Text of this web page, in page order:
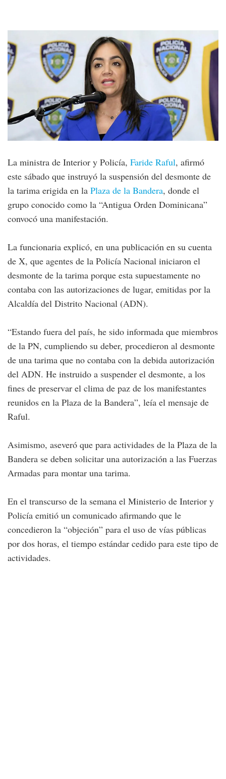
La ministra de Interior y Policía, Faride Raful, afirmó
este sábado que instruyó la suspensión del desmonte de
la tarima erigida en la Plaza de la Bandera, donde el
grupo conocido como la “Antigua Orden Dominicana”
convocó una manifestación.
La funcionaria explicó, en una publicación en su cuenta
de X, que agentes de la Policía Nacional iniciaron el
desmonte de la tarima porque esta supuestamente no
contaba con las autorizaciones de lugar, emitidas por la
Alcaldía del Distrito Nacional (ADN).
“Estando fuera del país, he sido informada que miembros
de la PN, cumpliendo su deber, procedieron al desmonte
de una tarima que no contaba con la debida autorización
del ADN. He instruido a suspender el desmonte, a los
fines de preservar el clima de paz de los manifestantes
reunidos en la Plaza de la Bandera”, leía el mensaje de
Raful.
Asimismo, aseveró que para actividades de la Plaza de la
Bandera se deben solicitar una autorización a las Fuerzas
Armadas para montar una tarima.
En el transcurso de la semana el Ministerio de Interior y
Policía emitió un comunicado afirmando que le
concedieron la “objeción” para el uso de vías públicas
por dos horas, el tiempo estándar cedido para este tipo de
actividades.